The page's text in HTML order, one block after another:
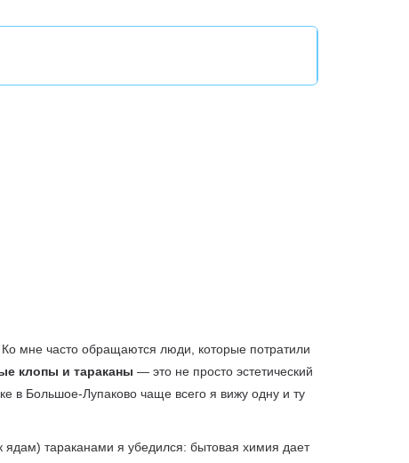
мне часто обращаются люди, которые потратили
клопы и тараканы — это не просто эстетический
в Большое-Лупаково чаще всего я вижу одну и ту
тараканами я убедился: бытовая химия дает